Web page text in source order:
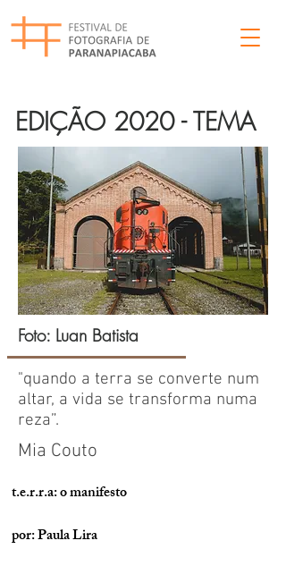
EDIÇÃO 2020 - TEMA
Foto: Luan Batista
"quando a terra se converte num
altar, a vida se transforma numa
reza”.
Mia Couto
t.e.r.r.a: o manifesto
por: Paula Lira